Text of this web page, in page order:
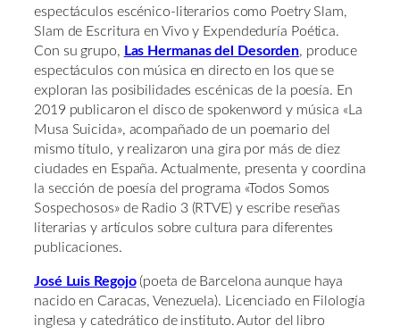
espectáculos escénico-literarios como Poetry Slam,
Slam de Escritura en Vivo y Expendeduría Poética.
Con su grupo, Las Hermanas del Desorden, produce
espectáculos con música en directo en los que se
exploran las posibilidades escénicas de la poesía. En
2019 publicaron el disco de spokenword y música «La
Musa Suicida», acompañado de un poemario del
mismo título, y realizaron una gira por más de diez
ciudades en España. Actualmente, presenta y coordina
la sección de poesía del programa «Todos Somos
Sospechosos» de Radio 3 (RTVE) y escribe reseñas
literarias y artículos sobre cultura para diferentes
publicaciones.
José Luis Regojo(poeta de Barcelona aunque haya
nacido en Caracas, Venezuela). Licenciado en Filología
inglesa y catedrático de instituto. Autor del libro